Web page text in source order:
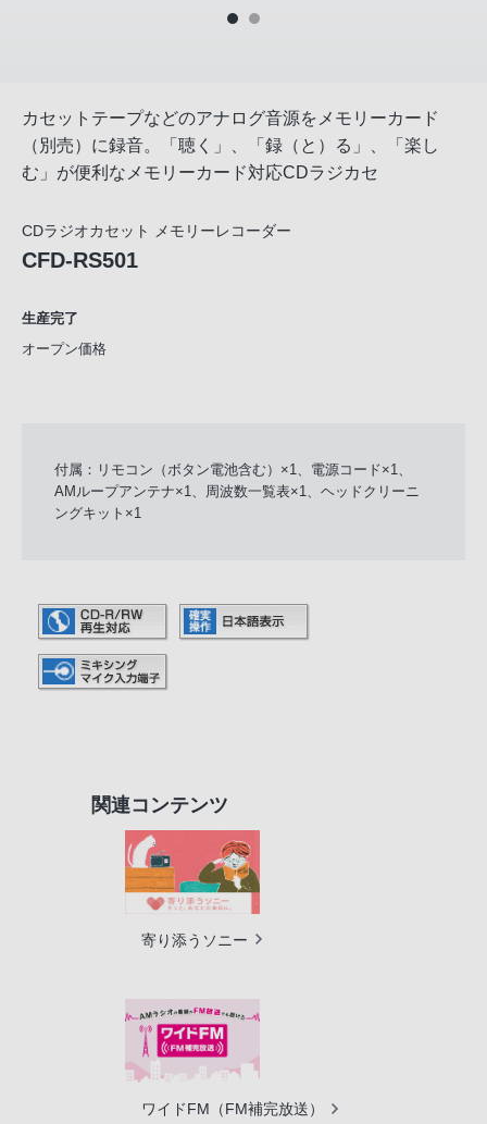
カセットテープなどのアナログ音源をメモリーカード
（別売）に録音。「聴く」、「録（と）る」、「楽し
む」が便利なメモリーカード対応CDラジカセ
CDラジオカセット メモリーレコーダー
CFD-RS501
生産完了
オープン価格
付属：リモコン（ボタン電池含む）×1、電源コード×1、
AMループアンテナ×1、周波数一覧表×1、ヘッドクリーニ
ングキット×1
関連コンテンツ
寄り添うソニー
ワイドFM（FM補完放送）